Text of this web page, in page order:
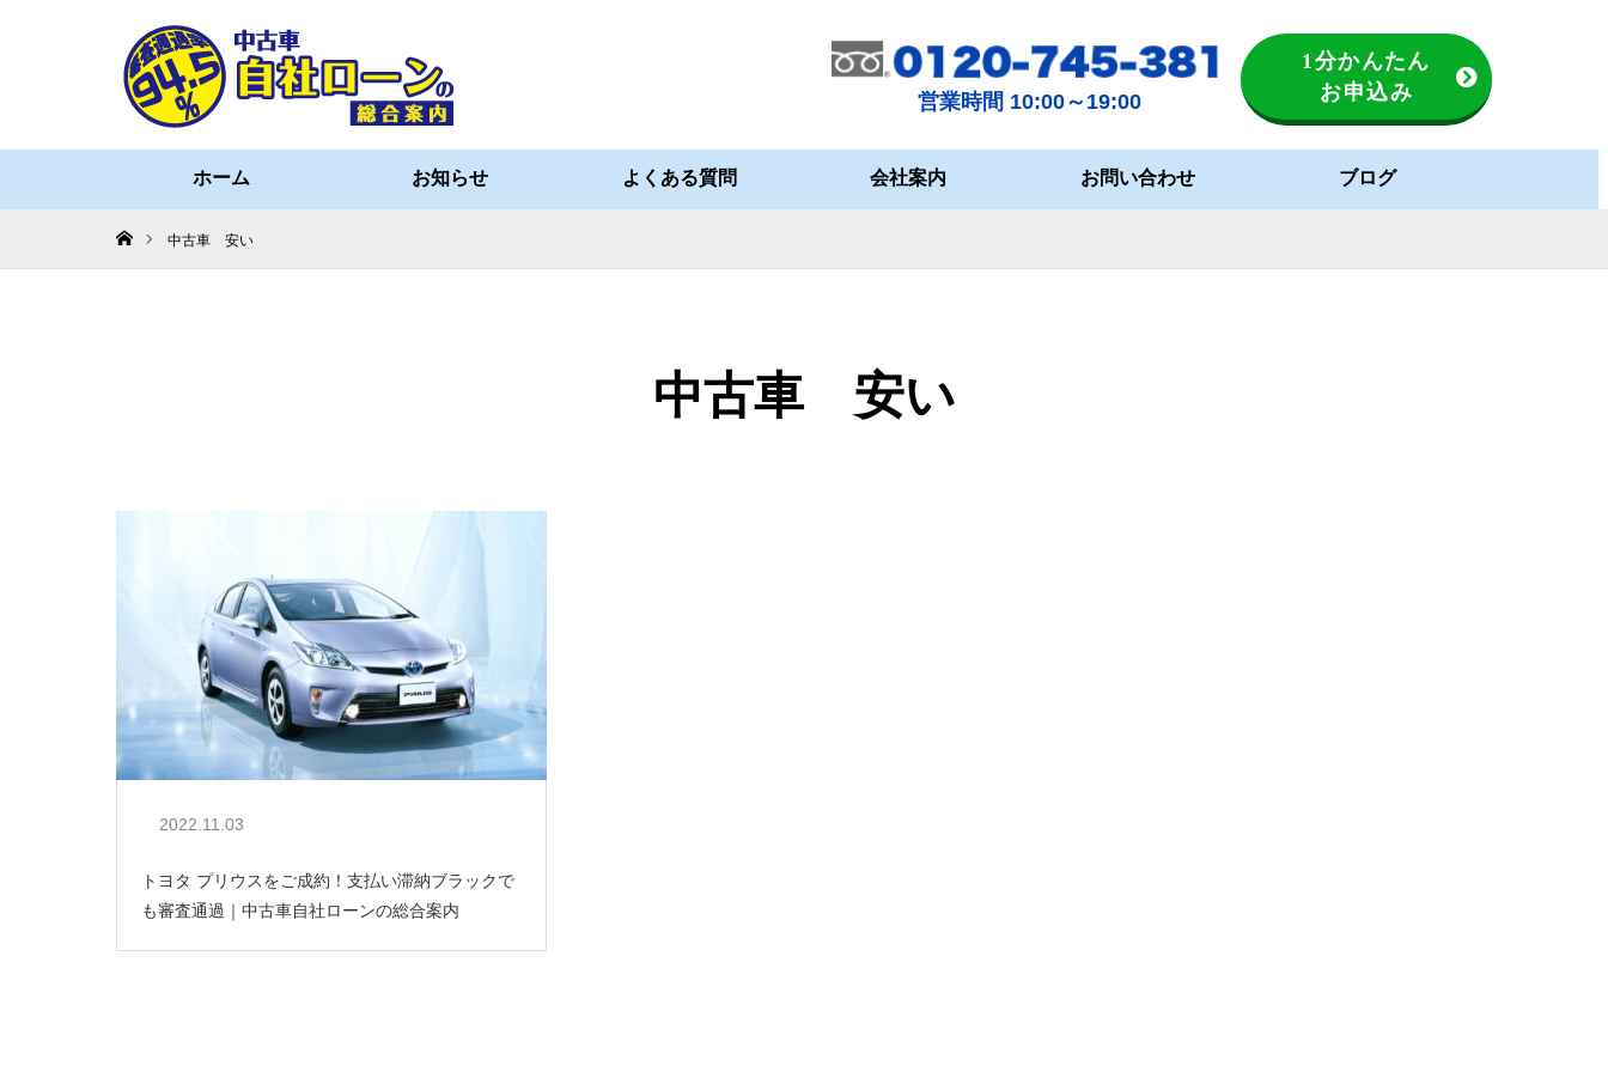
営業時間 10:00～19:00
1分かんたん
お申込み
ホーム お知らせ よくある質問 会社案内 お問い合わせ ブログ
中古車 安い
中古車 安い
2022.11.03
トヨタ プリウスをご成約！支払い滞納ブラックで
も審査通過｜中古車自社ローンの総合案内